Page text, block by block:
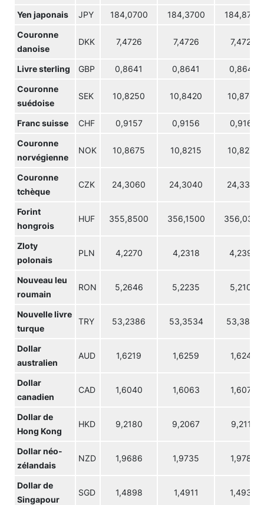
Yen japonais JPY 184,0700 184,3700 184,8700
Couronne
danoise
DKK 7,4726 7,4726 7,4726
Livre sterling GBP 0,8641 0,8641 0,8649
Couronne
suédoise
SEK 10,8250 10,8420 10,8765
Franc suisse CHF 0,9157 0,9156 0,9163
Couronne
norvégienne
NOK 10,8675 10,8215 10,8275
Couronne
tchèque
CZK 24,3060 24,3040 24,3330
Forint
hongrois
HUF 355,8500 356,1500 356,0300
Zloty
polonais
PLN 4,2270 4,2318 4,2398
Nouveau leu
roumain
RON 5,2646 5,2235 5,2105
Nouvelle livre
turque
TRY 53,2386 53,3534 53,3860
Dollar
australien
AUD 1,6219 1,6259 1,6249
Dollar
canadien
CAD 1,6040 1,6063 1,6079
Dollar de
Hong Kong
HKD 9,2180 9,2067 9,2112
Dollar néo-
zélandais
NZD 1,9686 1,9735 1,9785
Dollar de
Singapour
SGD 1,4898 1,4911 1,4938